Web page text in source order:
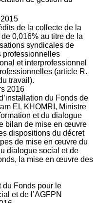
de la collecte de la
0,016% au titre de la
syndicales de
professionnelles
et interprofessionnel
(article R.
travail).
2016
du Fonds de
EL KHOMRI, Ministre
et du dialogue
bilan de mise en œuvre
dispositions du décret
de mise en œuvre du
dialogue social et de
la mise en œuvre des
du Fonds pour le
et de l’AGFPN